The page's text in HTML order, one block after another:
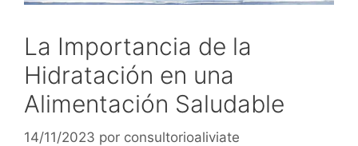
La Importancia de la
Hidratación en una
Alimentación Saludable
14/11/2023 por consultorioaliviate